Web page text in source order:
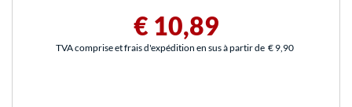
€ 10,89
TVA comprise et frais d'expédition en sus à partir de € 9,90